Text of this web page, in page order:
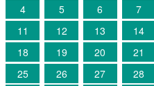
4 5 6 7
11
12 13 14
18
19 20 21
25
26 27 28